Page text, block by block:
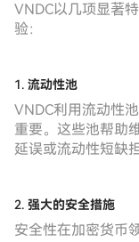
VNDC以几项显著
验：
1. 流动性池
VNDC利用流动性
重要。这些池帮助
延误或流动性短缺
2. 强大的安全措施
安全性在加密货币